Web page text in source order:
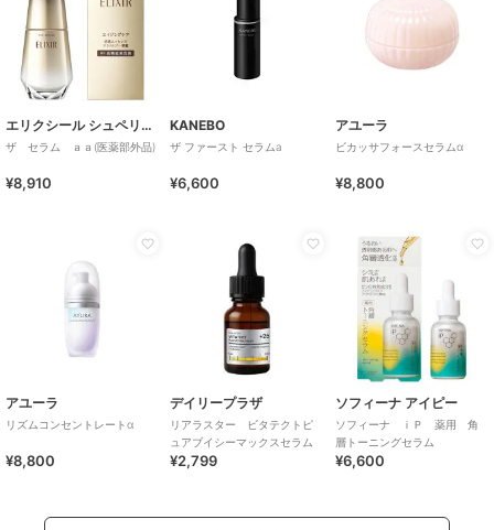
エリクシール シュペリエル
ザ セラム ａａ(医薬部外品)
¥8,910
KANEBO
ザ ファースト セラムa
¥6,600
アユーラ
ビカッサフォースセラムα
¥8,800
アユーラ
リズムコンセントレートα
¥8,800
デイリープラザ
リアラスター ビタテクトピ
ュアブイシーマックスセラム
¥2,799
ソフィーナ アイピー
ソフィーナ ｉＰ 薬用 角
層トーニングセラム
¥6,600